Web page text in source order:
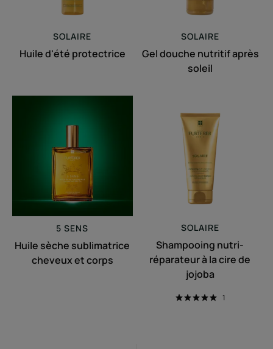
SOLAIRE
Huile d'été protectrice
SOLAIRE
Gel douche nutritif après
soleil
sublimatrice
cheveux
et
corps
5 SENS
Huile sèche sublimatrice
cheveux et corps
nutri-
réparateur
la
cire
de
jojoba
SOLAIRE
Shampooing nutri-
réparateur à la cire de
jojoba
1